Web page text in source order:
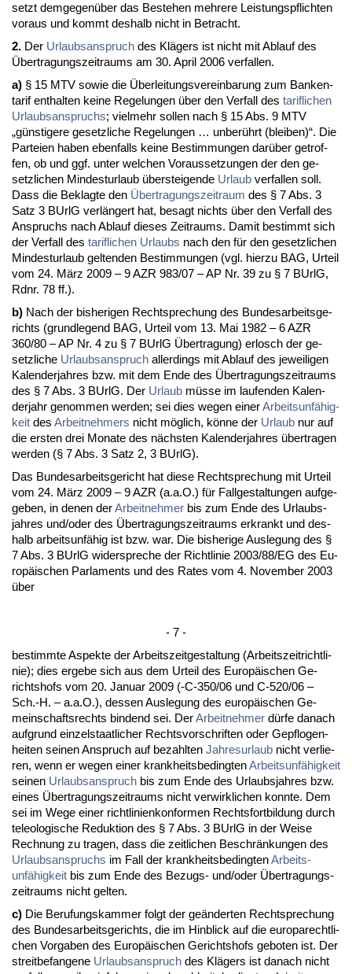
setzt dem­ge­genüber das Be­ste­hen meh­re­re Leis­tungs­pflich­ten
vor­aus und kommt des­halb nicht in Be­tracht.
2. Der Ur­laubs­an­spruch des Klägers ist nicht mit Ab­lauf des
Über­tra­gungs­zeit­raums am 30. April 2006 ver­fal­len.
a) § 15 MTV so­wie die Über­lei­tungs­ver­ein­ba­rung zum Ban­ken­
ta­rif ent­hal­ten kei­ne Re­ge­lun­gen über den Ver­fall des ta­rif­li­chen
Ur­laubs­an­spruchs; viel­mehr sol­len nach § 15 Abs. 9 MTV
„güns­ti­ge­re ge­setz­li­che Re­ge­lun­gen … un­berührt (blei­ben)“. Die
Par­tei­en ha­ben eben­falls kei­ne Be­stim­mun­gen darüber ge­trof­
fen, ob und ggf. un­ter wel­chen Vor­aus­set­zun­gen der den ge­
setz­li­chen Min­des­t­ur­laub über­stei­gen­de Ur­laub ver­fal­len soll.
Dass die Be­klag­te den Über­tra­gungs­zeit­raum des § 7 Abs. 3
Satz 3 BUrlG verlängert hat, be­sagt nichts über den Ver­fall des
An­spruchs nach Ab­lauf die­ses Zeit­raums. Da­mit be­stimmt sich
der Ver­fall des ta­rif­li­chen Ur­laubs nach den für den ge­setz­li­chen
Min­des­t­ur­laub gel­ten­den Be­stim­mun­gen (vgl. hier­zu BAG, Ur­teil
vom 24. März 2009 – 9 AZR 983/07 – AP Nr. 39 zu § 7 BUrlG,
Rd­nr. 78 ff.).
b) Nach der bis­he­ri­gen Recht­spre­chung des Bun­des­ar­beits­ge­
richts (grund­le­gend BAG, Ur­teil vom 13. Mai 1982 – 6 AZR
360/80 – AP Nr. 4 zu § 7 BUrlG Über­tra­gung) er­losch der ge­
setz­li­che Ur­laubs­an­spruch al­ler­dings mit Ab­lauf des je­wei­li­gen
Ka­len­der­jah­res bzw. mit dem En­de des Über­tra­gungs­zeit­raums
des § 7 Abs. 3 BUrlG. Der Ur­laub müsse im lau­fen­den Ka­len­
der­jahr ge­nom­men wer­den; sei dies we­gen ei­nerAr­beits­unfähig­
keit des Ar­beit­neh­mers nicht möglich, könne der Ur­laub nur auf
die ers­ten drei Mo­na­te des nächs­ten Ka­len­der­jah­res über­tra­gen
wer­den (§ 7 Abs. 3 Satz 2, 3 BUrlG).
Das Bun­des­ar­beits­ge­richt hat die­se Recht­spre­chung mit Ur­teil
vom 24. März 2009 – 9 AZR (a.a.O.) für Fall­ge­stal­tun­gen auf­ge­
ge­ben, in de­nen derAr­beit­neh­mer bis zum En­de des Ur­laubs­
jah­res und/oder des Über­tra­gungs­zeit­raums er­krankt und des­
halb ar­beits­unfähig ist bzw. war. Die bis­he­ri­ge Aus­le­gung des §
7 Abs. 3 BUrlG wi­der­spre­che der Richt­li­nie 2003/88/EG des Eu­
ropäischen Par­la­ments und des Ra­tes vom 4. No­vem­ber 2003
über
- 7 -
be­stimm­te As­pek­te der Ar­beits­zeit­ge­stal­tung (Ar­beits­zeit­richt­li­
nie); dies er­ge­be sich aus dem Ur­teil des Eu­ropäischen Ge­
richts­hofs vom 20. Ja­nu­ar 2009 (-C-350/06 und C-520/06 –
Sch.-H. – a.a.O.), des­sen Aus­le­gung des eu­ropäischen Ge­
mein­schafts­rechts bin­dend sei. DerAr­beit­neh­mer dürfe da­nach
auf­grund ein­zel­staat­li­cher Rechts­vor­schrif­ten oder Ge­pflo­gen­
hei­ten sei­nen An­spruch auf be­zahl­ten Jah­res­ur­laub nicht ver­lie­
ren, wenn er we­gen ei­ner krank­heits­be­ding­tenAr­beits­unfähig­keit
sei­nen Ur­laubs­an­spruch bis zum En­de des Ur­laubs­jah­res bzw.
ei­nes Über­tra­gungs­zeit­raums nicht ver­wirk­li­chen konn­te. Dem
sei im We­ge ei­ner richt­li­ni­en­kon­for­men Rechts­fort­bil­dung durch
te­leo­lo­gi­sche Re­duk­ti­on des § 7 Abs. 3 BUrlG in der Wei­se
Rech­nung zu tra­gen, dass die zeit­li­chen Be­schränkun­gen des
Ur­laubs­an­spruchs im Fall der krank­heits­be­ding­tenAr­beits­
unfähig­keit bis zum En­de des Be­zugs- und/oder Über­tra­gungs­
zeit­raums nicht gel­ten.
c) Die Be­ru­fungs­kam­mer folgt der geänder­ten Recht­spre­chung
des Bun­des­ar­beits­ge­richts, die im Hin­blick auf die eu­ro­pa­recht­li­
chen Vor­ga­ben des Eu­ropäischen Ge­richts­hofs ge­bo­ten ist. Der
streit­be­fan­ge­ne Ur­laubs­an­spruch des Klägers ist da­nach nicht